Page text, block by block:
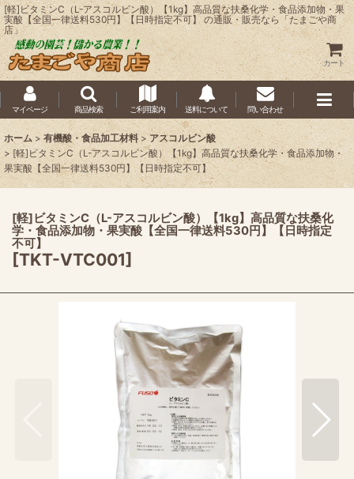
[軽]ビタミンC（L-アスコルビン酸）【1kg】高品質な扶桑化学・食品添加物・果
実酸【全国一律送料530円】【日時指定不可】 の通販・販売なら「たまごや商
店」
カート
マイページ 商品検索 ご利用案内 送料について 問い合わせ
ホーム > 有機酸・食品加工材料 > アスコルビン酸
> [軽]ビタミンC（L-アスコルビン酸）【1kg】高品質な扶桑化学・食品添加物・
果実酸【全国一律送料530円】【日時指定不可】
[軽]ビタミンC（L-アスコルビン酸）【1kg】高品質な扶桑化
学・食品添加物・果実酸【全国一律送料530円】【日時指定
不可】
[TKT-VTC001]